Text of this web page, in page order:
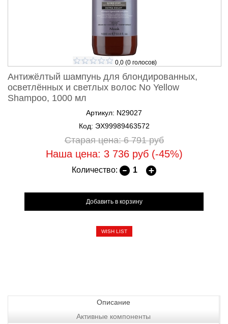
0,0(0голосов)
Антижёлтый шампунь для блондированных,
осветлённых и светлых волос No Yellow
Shampoo, 1000 мл
Артикул: N29027
Код: ЭХ99989463572
Старая цена: 6 791руб
Наша цена: 3 736 руб (-45%)
Количество:
WISH LIST
Описание
Активные компоненты